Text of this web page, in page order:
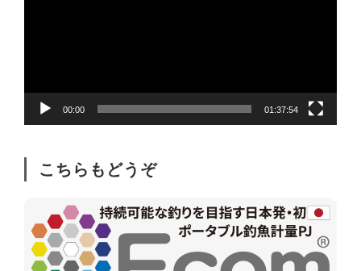
ー
00:00 01:37:54
こちらもどうぞ